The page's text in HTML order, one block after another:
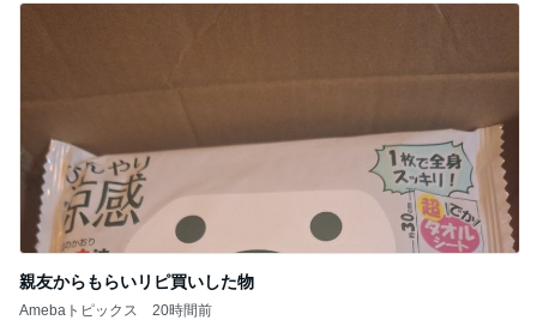
親友からもらいリピ買いした物
Amebaトピックス 20時間前